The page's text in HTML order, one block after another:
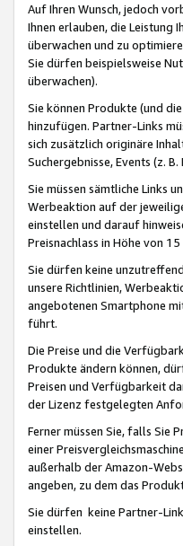
Auf Ihren Wunsch, jedoch
Ihnen erlauben, die Leistung
überwachen und zu
Sie dürfen beispielsweise
überwachen).
Sie können Produkte (und
hinzufügen. Partner-Links
sich zusätzlich originäre
Suchergebnisse, Events (z.
Sie müssen sämtliche Links
Werbeaktion auf der
einstellen und darauf
Preisnachlass in Höhe von
Sie dürfen keine
unsere Richtlinien,
angebotenen Smartphone
führt.
Die Preise und die
Produkte ändern können,
Preisen und Verfügbarkeit
der Lizenz festgelegten
Ferner müssen Sie, falls Sie
einer
außerhalb der Amazon-
angeben, zu dem das
Sie dürfen keine Partner-
einstellen.